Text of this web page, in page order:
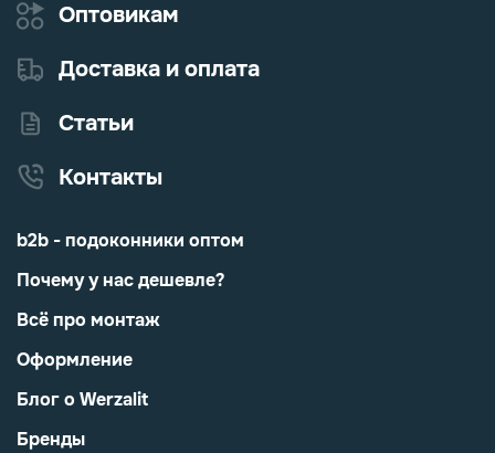
Оптовикам
Доставка и оплата
Статьи
Контакты
b2b - подоконники оптом
Почему у нас дешевле?
Всё про монтаж
Оформление
Блог о Werzalit
Бренды